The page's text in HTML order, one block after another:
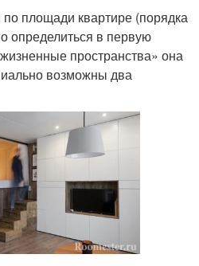
площади квартире (порядка
определиться в первую
пространства» она
возможны два